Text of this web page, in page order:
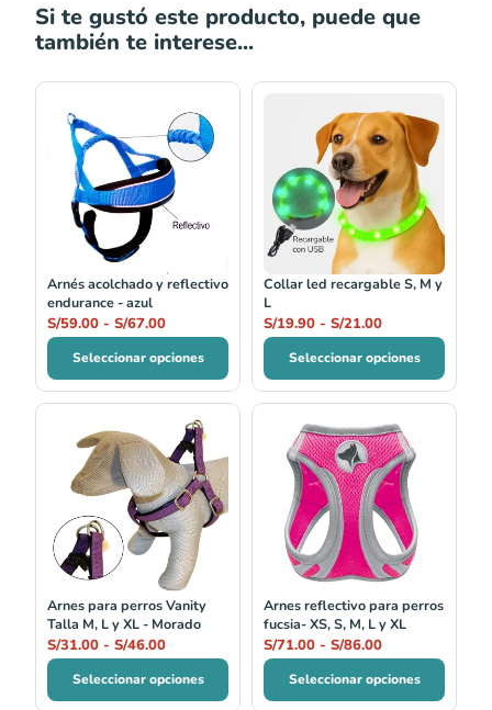
Si te gustó este producto, puede que
también te interese...
Arnés acolchado y reflectivo
endurance - azul
S/59.00 - S/67.00
de
precios:
desde
S/59.00
hasta
Seleccionar opciones
Collar led recargable S, M y
L
S/19.90 - S/21.00
de
precios:
desde
S/19.90
hasta
S/21.00
Seleccionar opciones
Arnes para perros Vanity
Talla M, L y XL - Morado
S/31.00 - S/46.00
Rango
de
precios:
desde
S/31.00
hasta
S/46.00
Seleccionar opciones
Arnes reflectivo para perros
fucsia- XS, S, M, L y XL
S/71.00 - S/86.00
de
precios:
desde
S/71.00
hasta
S/86.00
Seleccionar opciones